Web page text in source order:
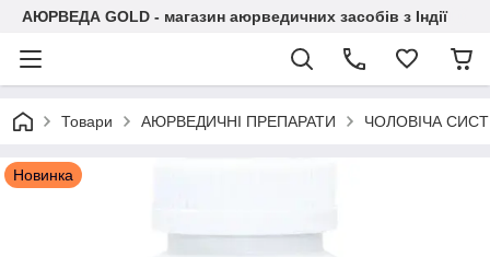
АЮРВЕДА GOLD - магазин аюрведичних засобів з Індії
Товари АЮРВЕДИЧНІ ПРЕПАРАТИ ЧОЛОВІЧА
Новинка